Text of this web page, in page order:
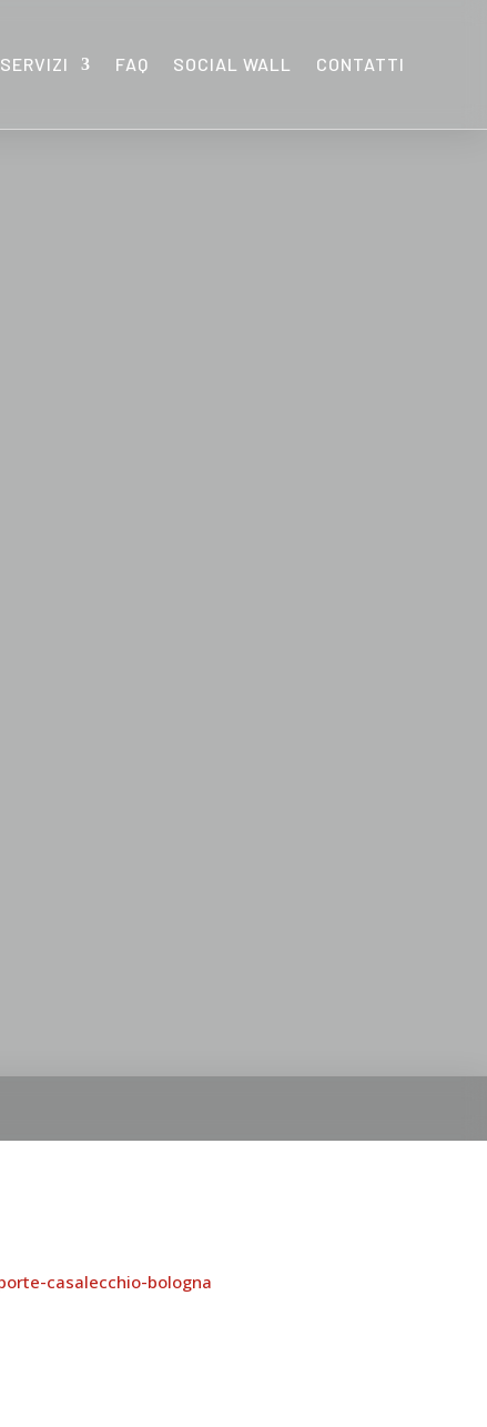
SERVIZI FAQ SOCIAL WALL CONTATTI